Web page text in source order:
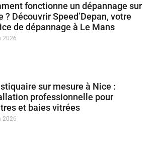
fonctionne un dépannage sur
? Découvrir Speed’Depan, votre
de dépannage à Le Mans
2026
sur mesure à Nice :
professionnelle pour
et baies vitrées
2026